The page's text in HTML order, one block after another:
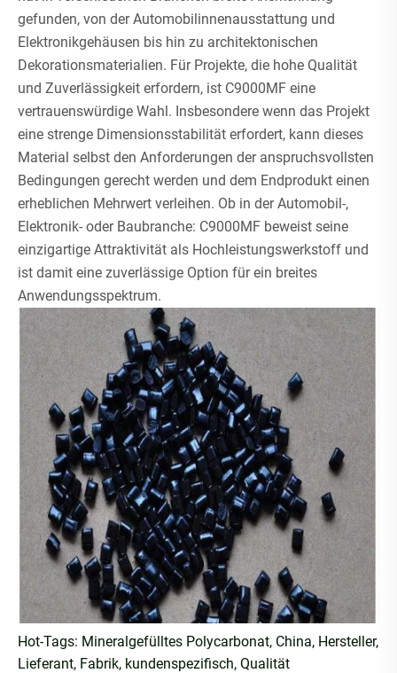
gefunden, von der Automobilinnenausstattung und
Elektronikgehäusen bis hin zu architektonischen
Dekorationsmaterialien. Für Projekte, die hohe Qualität
und Zuverlässigkeit erfordern, ist C9000MF eine
vertrauenswürdige Wahl. Insbesondere wenn das Projekt
eine strenge Dimensionsstabilität erfordert, kann dieses
Material selbst den Anforderungen der anspruchsvollsten
Bedingungen gerecht werden und dem Endprodukt einen
erheblichen Mehrwert verleihen. Ob in der Automobil-,
Elektronik- oder Baubranche: C9000MF beweist seine
einzigartige Attraktivität als Hochleistungswerkstoff und
ist damit eine zuverlässige Option für ein breites
Anwendungsspektrum.
Hot-Tags: Mineralgefülltes Polycarbonat, China, Hersteller,
Lieferant, Fabrik, kundenspezifisch, Qualität